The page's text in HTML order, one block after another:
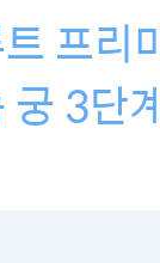
프리
궁 3단